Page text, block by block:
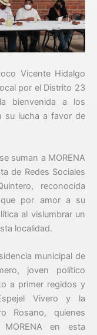
Vicente Hidalgo
por el Distrito 23
bienvenida a los
su lucha a favor de
suman a MORENA
de Redes Sociales
reconocida
por amor a su
al vislumbrar un
localidad.
municipal de
joven político
a primer regidos y
Vivero y la
Rosano, quienes
en esta